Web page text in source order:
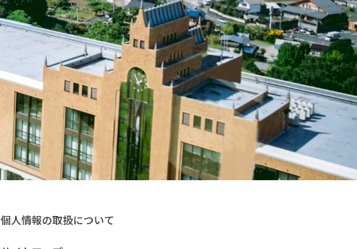
個人情報の取扱について